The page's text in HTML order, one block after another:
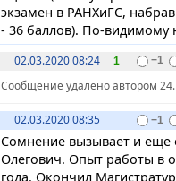
экзамен в РАНХиГС,
- 36 баллов). По-видимому
02.03.2020 08:24 1 −1
Сообщение удалено автором
02.03.2020 08:35 −1
Сомнение вызывает и
Олегович. Опыт работы в
года. Окончил